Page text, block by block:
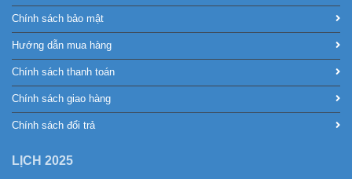
Chính sách bảo mật
Hướng dẫn mua hàng
Chính sách thanh toán
Chính sách giao hàng
Chính sách đổi trả
LỊCH 2025